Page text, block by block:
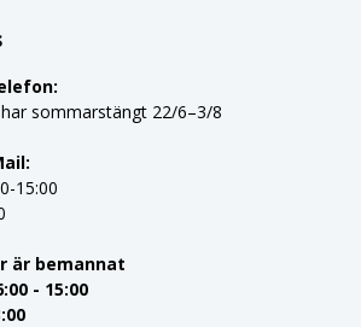
sommarstängt 22/6–3/8
15:00
är bemannat
- 15:00